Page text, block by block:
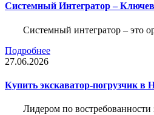
Системный Интегратор –
Системный интегратор – это
Подробнее
27.06.2026
Купить экскаватор-погрузчик в
Лидером по востребованности